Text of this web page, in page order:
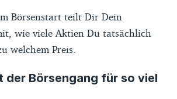
Börsenstart teilt Dir Dein
wie viele Aktien Du tatsächlich
welchem Preis.
der Börsengang für so viel